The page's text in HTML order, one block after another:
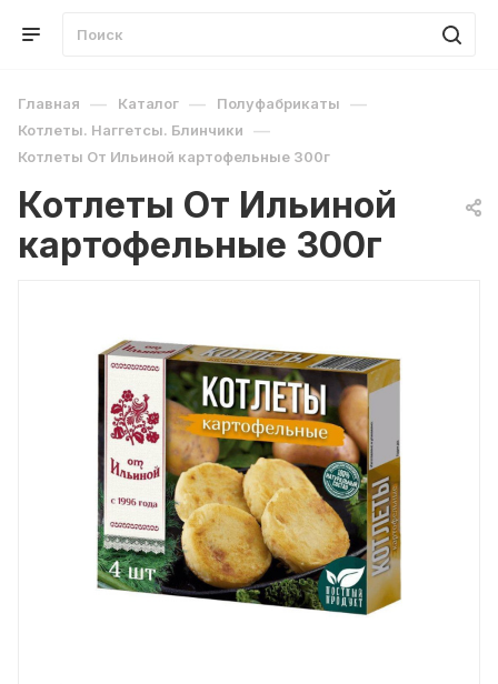
Главная — Каталог — Полуфабрикаты —
Котлеты. Наггетсы. Блинчики —
Котлеты От Ильиной картофельные 300г
Котлеты От Ильиной
картофельные 300г